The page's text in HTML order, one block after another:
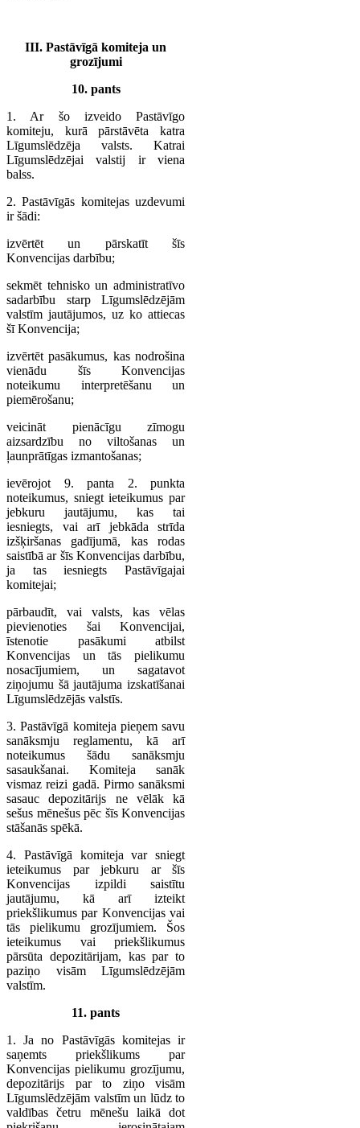
III. Pastāvīgā komiteja un
grozījumi
10. pants
1. Ar šo izveido Pastāvīgo
komiteju, kurā pārstāvēta katra
Līgumslēdzēja valsts. Katrai
Līgumslēdzējai valstij ir viena
balss.
2. Pastāvīgās komitejas uzdevumi
ir šādi:
izvērtēt un pārskatīt šīs
Konvencijas darbību;
sekmēt tehnisko un administratīvo
sadarbību starp Līgumslēdzējām
valstīm jautājumos, uz ko attiecas
šī Konvencija;
izvērtēt pasākumus, kas nodrošina
vienādu šīs Konvencijas
noteikumu interpretēšanu un
piemērošanu;
veicināt pienācīgu zīmogu
aizsardzību no viltošanas un
ļaunprātīgas izmantošanas;
ievērojot 9. panta 2. punkta
noteikumus, sniegt ieteikumus par
jebkuru jautājumu, kas tai
iesniegts, vai arī jebkāda strīda
izšķiršanas gadījumā, kas rodas
saistībā ar šīs Konvencijas darbību,
ja tas iesniegts Pastāvīgajai
komitejai;
pārbaudīt, vai valsts, kas vēlas
pievienoties šai Konvencijai,
īstenotie pasākumi atbilst
Konvencijas un tās pielikumu
nosacījumiem, un sagatavot
ziņojumu šā jautājuma izskatīšanai
Līgumslēdzējās valstīs.
3. Pastāvīgā komiteja pieņem savu
sanāksmju reglamentu, kā arī
noteikumus šādu sanāksmju
sasaukšanai. Komiteja sanāk
vismaz reizi gadā. Pirmo sanāksmi
sasauc depozitārijs ne vēlāk kā
sešus mēnešus pēc šīs Konvencijas
stāšanās spēkā.
4. Pastāvīgā komiteja var sniegt
ieteikumus par jebkuru ar šīs
Konvencijas izpildi saistītu
jautājumu, kā arī izteikt
priekšlikumus par Konvencijas vai
tās pielikumu grozījumiem. Šos
ieteikumus vai priekšlikumus
pārsūta depozitārijam, kas par to
paziņo visām Līgumslēdzējām
valstīm.
11. pants
1. Ja no Pastāvīgās komitejas ir
saņemts priekšlikums par
Konvencijas pielikumu grozījumu,
depozitārijs par to ziņo visām
Līgumslēdzējām valstīm un lūdz to
valdības četru mēnešu laikā dot